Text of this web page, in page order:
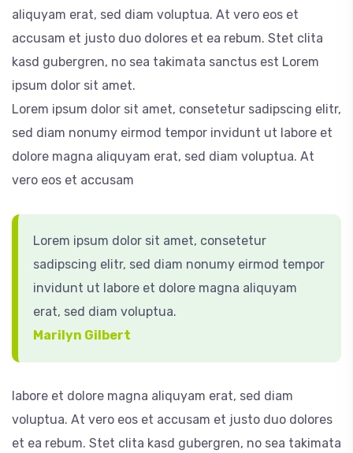
aliquyam erat, sed diam voluptua. At vero eos et
accusam et justo duo dolores et ea rebum. Stet clita
kasd gubergren, no sea takimata sanctus est Lorem
ipsum dolor sit amet.
Lorem ipsum dolor sit amet, consetetur sadipscing elitr,
sed diam nonumy eirmod tempor invidunt ut labore et
dolore magna aliquyam erat, sed diam voluptua. At
vero eos et accusam
Lorem ipsum dolor sit amet, consetetur
sadipscing elitr, sed diam nonumy eirmod tempor
invidunt ut labore et dolore magna aliquyam
erat, sed diam voluptua.
Marilyn Gilbert
labore et dolore magna aliquyam erat, sed diam
voluptua. At vero eos et accusam et justo duo dolores
et ea rebum. Stet clita kasd gubergren, no sea takimata